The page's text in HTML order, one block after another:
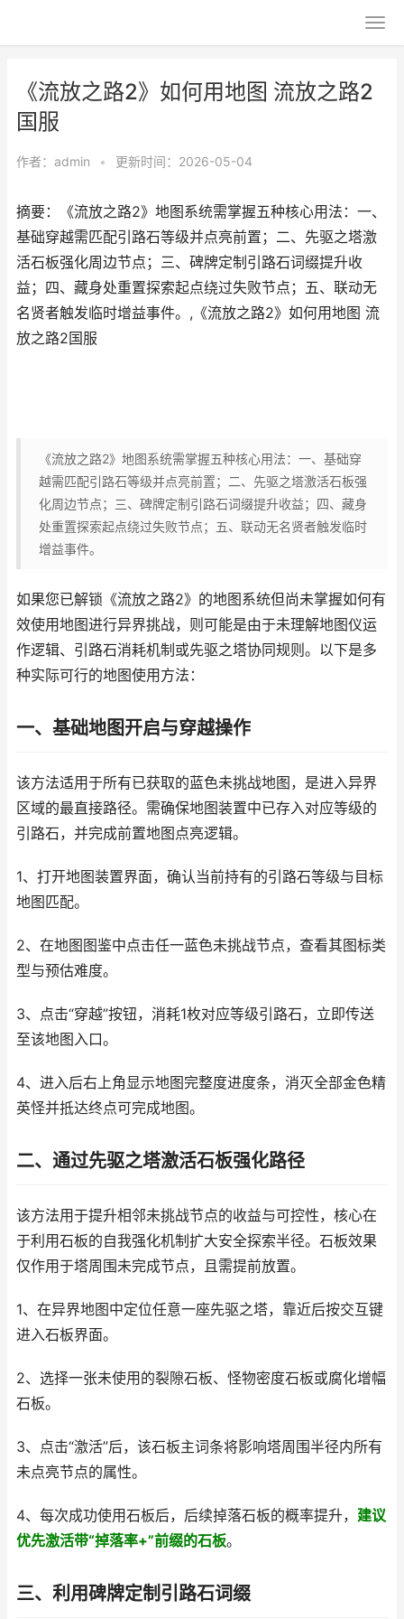
《流放之路2》如何用地图 流放之路2
国服
作者： admin • 更新时间：2026-05-04
摘要：《流放之路2》地图系统需掌握五种核心用法：一、
基础穿越需匹配引路石等级并点亮前置；二、先驱之塔激
活石板强化周边节点；三、碑牌定制引路石词缀提升收
益；四、藏身处重置探索起点绕过失败节点；五、联动无
名贤者触发临时增益事件。,《流放之路2》如何用地图 流
放之路2国服
《流放之路2》地图系统需掌握五种核心用法：一、基础穿
越需匹配引路石等级并点亮前置；二、先驱之塔激活石板强
化周边节点；三、碑牌定制引路石词缀提升收益；四、藏身
处重置探索起点绕过失败节点；五、联动无名贤者触发临时
增益事件。
如果您已解锁《流放之路2》的地图系统但尚未掌握如何有
效使用地图进行异界挑战，则可能是由于未理解地图仪运
作逻辑、引路石消耗机制或先驱之塔协同规则。以下是多
种实际可行的地图使用方法：
一、基础地图开启与穿越操作
该方法适用于所有已获取的蓝色未挑战地图，是进入异界
区域的最直接路径。需确保地图装置中已存入对应等级的
引路石，并完成前置地图点亮逻辑。
1、打开地图装置界面，确认当前持有的引路石等级与目标
地图匹配。
2、在地图图鉴中点击任一蓝色未挑战节点，查看其图标类
型与预估难度。
3、点击“穿越”按钮，消耗1枚对应等级引路石，立即传送
至该地图入口。
4、进入后右上角显示地图完整度进度条，消灭全部金色精
英怪并抵达终点可完成地图。
二、通过先驱之塔激活石板强化路径
该方法用于提升相邻未挑战节点的收益与可控性，核心在
于利用石板的自我强化机制扩大安全探索半径。石板效果
仅作用于塔周围未完成节点，且需提前放置。
1、在异界地图中定位任意一座先驱之塔，靠近后按交互键
进入石板界面。
2、选择一张未使用的裂隙石板、怪物密度石板或腐化增幅
石板。
3、点击“激活”后，该石板主词条将影响塔周围半径内所有
未点亮节点的属性。
4、每次成功使用石板后，后续掉落石板的概率提升， 建议
优先激活带“掉落率+”前缀的石板。
三、利用碑牌定制引路石词缀